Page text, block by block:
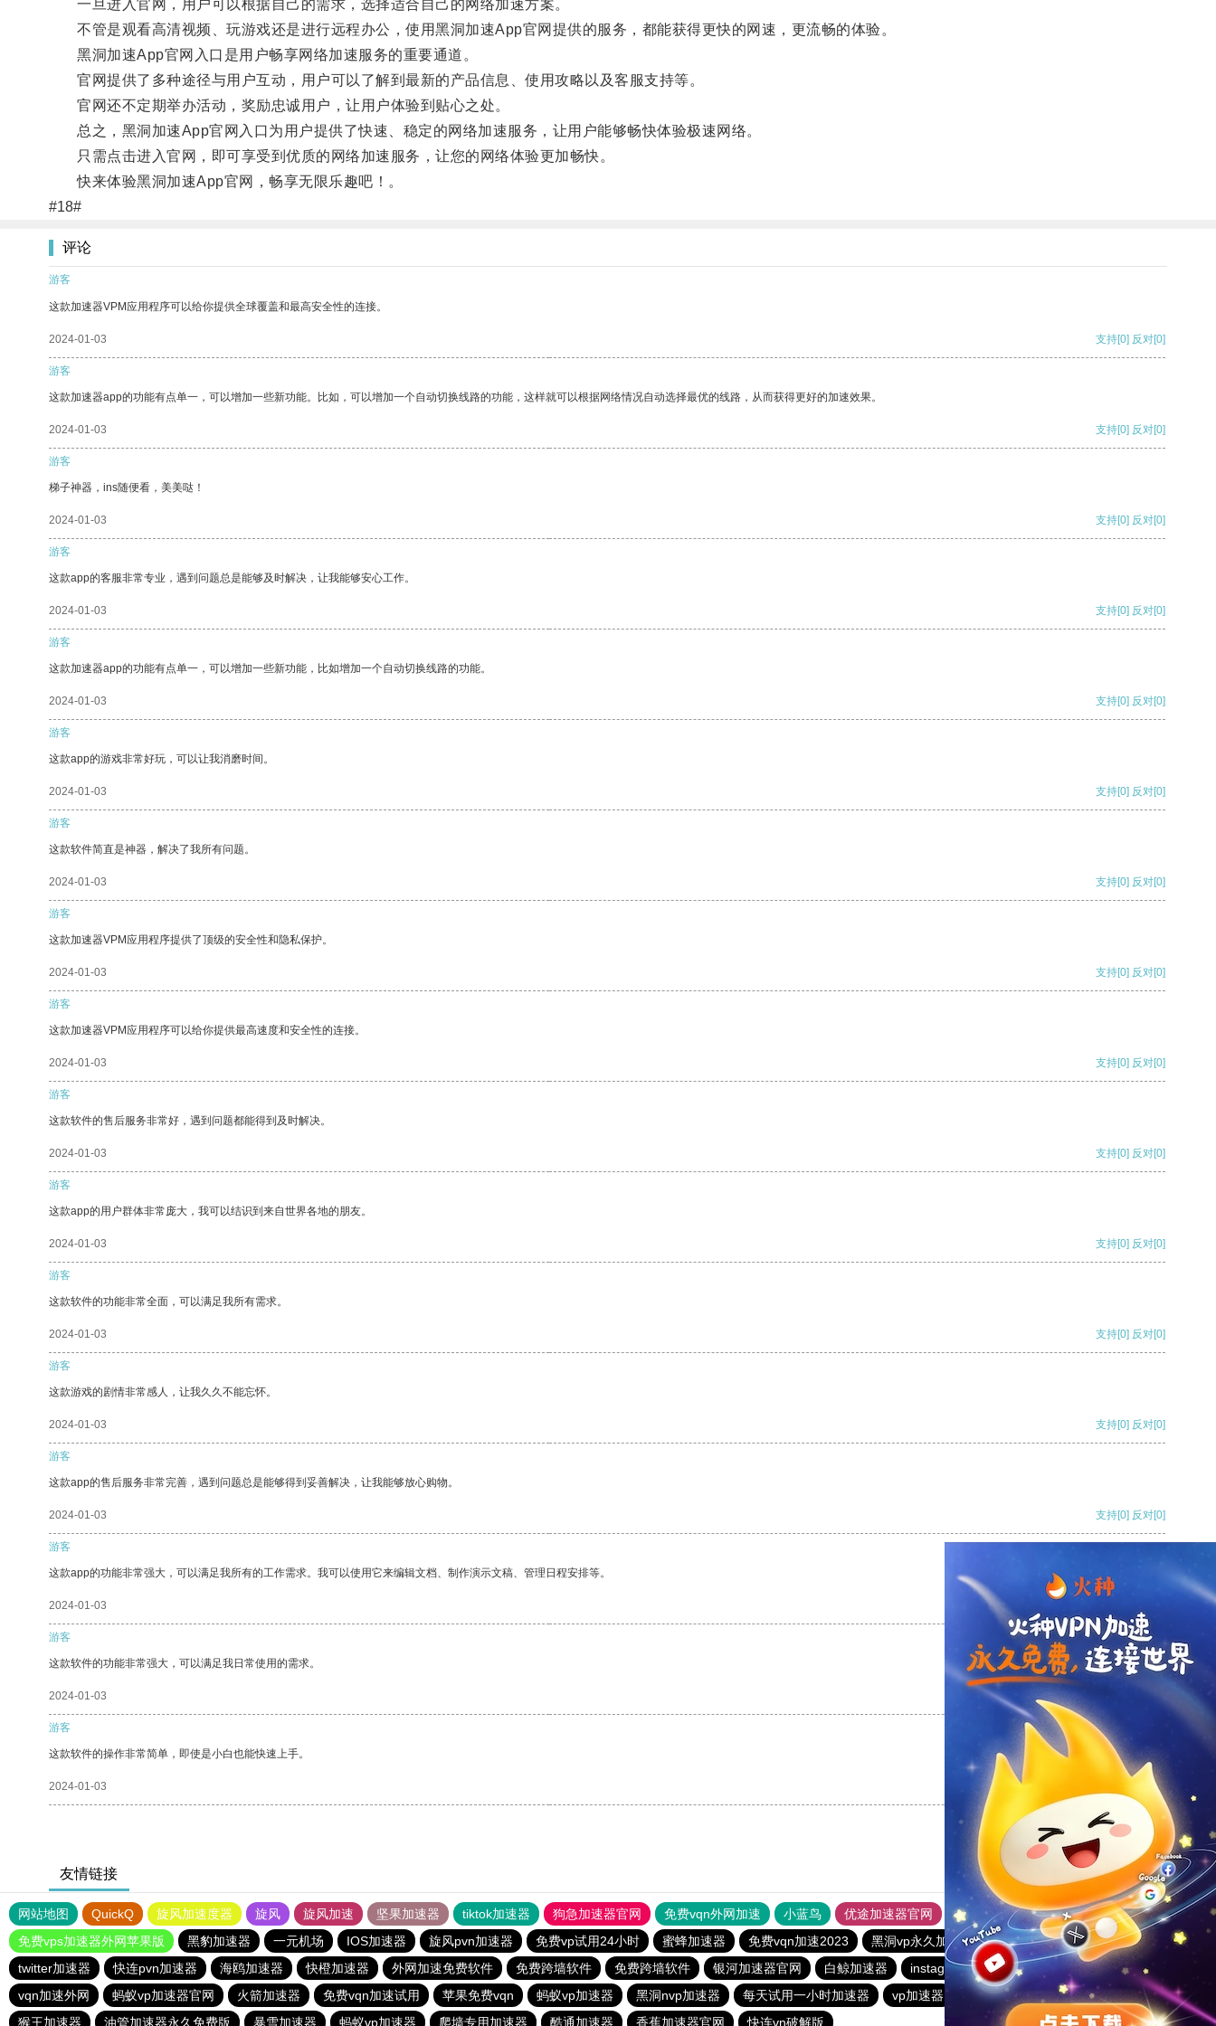
一旦进入官网，用户可以根据自己的需求，选择适合自己的网络加速方案。
不管是观看高清视频、玩游戏还是进行远程办公，使用黑洞加速App官网提供的服务，都能获得更快的网速，更流畅的体验。
黑洞加速App官网入口是用户畅享网络加速服务的重要通道。
官网提供了多种途径与用户互动，用户可以了解到最新的产品信息、使用攻略以及客服支持等。
官网还不定期举办活动，奖励忠诚用户，让用户体验到贴心之处。
总之，黑洞加速App官网入口为用户提供了快速、稳定的网络加速服务，让用户能够畅快体验极速网络。
只需点击进入官网，即可享受到优质的网络加速服务，让您的网络体验更加畅快。
快来体验黑洞加速App官网，畅享无限乐趣吧！。
#18#
评论
游客
这款加速器VPM应用程序可以给你提供全球覆盖和最高安全性的连接。
2024-01-03 支持[0] 反对[0]
游客
这款加速器app的功能有点单一，可以增加一些新功能。比如，可以增加一个自动切换线路的功能，这样就可以根据网络情况自动选择最优的线路，从而获得更好的加速效果。
2024-01-03 支持[0] 反对[0]
游客
梯子神器，ins随便看，美美哒！
2024-01-03 支持[0] 反对[0]
游客
这款app的客服非常专业，遇到问题总是能够及时解决，让我能够安心工作。
2024-01-03 支持[0] 反对[0]
游客
这款加速器app的功能有点单一，可以增加一些新功能，比如增加一个自动切换线路的功能。
2024-01-03 支持[0] 反对[0]
游客
这款app的游戏非常好玩，可以让我消磨时间。
2024-01-03 支持[0] 反对[0]
游客
这款软件简直是神器，解决了我所有问题。
2024-01-03 支持[0] 反对[0]
游客
这款加速器VPM应用程序提供了顶级的安全性和隐私保护。
2024-01-03 支持[0] 反对[0]
游客
这款加速器VPM应用程序可以给你提供最高速度和安全性的连接。
2024-01-03 支持[0] 反对[0]
游客
这款软件的售后服务非常好，遇到问题都能得到及时解决。
2024-01-03 支持[0] 反对[0]
游客
这款app的用户群体非常庞大，我可以结识到来自世界各地的朋友。
2024-01-03 支持[0] 反对[0]
游客
这款软件的功能非常全面，可以满足我所有需求。
2024-01-03 支持[0] 反对[0]
游客
这款游戏的剧情非常感人，让我久久不能忘怀。
2024-01-03 支持[0] 反对[0]
游客
这款app的售后服务非常完善，遇到问题总是能够得到妥善解决，让我能够放心购物。
2024-01-03 支持[0] 反对[0]
游客
这款app的功能非常强大，可以满足我所有的工作需求。我可以使用它来编辑文档、制作演示文稿、管理日程安排等。
2024-01-03
游客
这款软件的功能非常强大，可以满足我日常使用的需求。
2024-01-03 反对
游客
这款软件的操作非常简单，即使是小白也能快速上手。
2024-01-03 反对[0]
友情链接
网站地图 QuickQ 旋风加速度器 旋风 旋风加速 坚果加速器 tiktok加速器 狗急加速器官网 免费vqn外网加速 小蓝鸟 优途加速器官网 风驰加速器 旋风加速器
八戒看书
免费vps加速器外网苹果版
黑豹加速器 一元机场 IOS加速器 旋风pvn加速器 免费vp试用24小时 蜜蜂加速器 免费vqn加速2023 黑洞vp永久加速器 tyl加速器官网
旋风加速度器
twitter加速器
快连pvn加速器 海鸥加速器 快橙加速器 外网加速免费软件 免费跨墙软件 免费跨墙软件 银河加速器官网 白鲸加速器 instagram免费加速器
蘑菇加速器官网
vqn加速外网
蚂蚁vp加速器官网 火箭加速器 免费vqn加速试用 苹果免费vqn 蚂蚁vp加速器 黑洞nvp加速器 每天试用一小时加速器 vp加速器 vp免费加速
快联加速器
猴王加速器
油管加速器永久免费版 暴雪加速器 蚂蚁vp加速器 爬墙专用加速器 酷通加速器 香蕉加速器官网 快连vn破解版